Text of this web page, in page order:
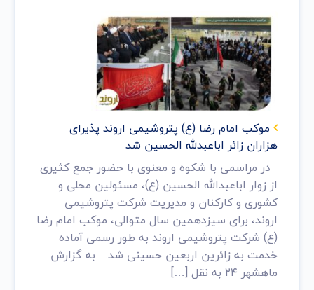
موکب‌ امام رضا (ع) پتروشیمی اروند پذیرای
هزاران زائر اباعبدلله الحسین شد
در مراسمی با شکوه و معنوی با حضور جمع کثیری
از زوار اباعبدالله الحسین (ع)، مسئولین محلی و
کشوری و کارکنان و مدیریت شرکت پتروشیمی
اروند، برای سیزدهمین سال متوالی، موکب امام رضا
(ع) شرکت پتروشیمی اروند به طور رسمی آماده
خدمت به زائرین اربعین حسینی شد. به گزارش
ماهشهر ۲۴ به نقل […]